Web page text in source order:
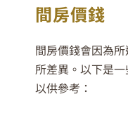
間房價錢
間房價錢會因為
所差異。以下是
以供參考：